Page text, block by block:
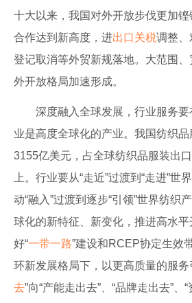
十大以来，我国对外开放步伐更加
合作达到新高度，进出口关税调整、
登记取消等外贸新规落地。大范围
外开放格局加速形成。
深度融入全球发展，行业服务要
业是高度全球化的产业。我国纺织
3155亿美元，占全球纺织品服装出
上。行业要从“走近”过渡到“走进”世
动“融入”过渡到逐步“引领”世界纺织
球化的新特征、新变化，推进高水
好“一带一路”建设和RCEP协定生效
环新发展格局下，以更高质量的服务
去”向“产能走出去”、“品牌走出去”、